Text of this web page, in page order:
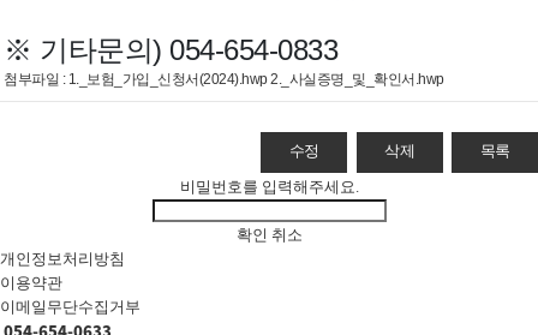
※ 기타문의) 054-654-0833
첨부파일 : 1._보험_가입_신청서(2024).hwp2._사실증명_및_확인서.hwp
수정 삭제
목록
비밀번호를 입력해주세요.
확인 취소
개인정보처리방침
이용약관
이메일무단수집거부